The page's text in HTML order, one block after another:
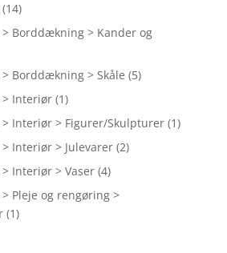
(14)
Borddækning > Kander og
Borddækning > Skåle (5)
> Interiør (1)
> Interiør > Figurer/Skulpturer (1)
Interiør > Julevarer (2)
Interiør > Vaser (4)
Pleje og rengøring >
(1)